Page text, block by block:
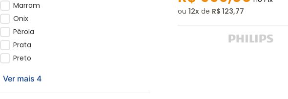
Marrom
Onix
Pérola
Prata
Preto
Ver mais 4
ou 12 de R$ 123,77